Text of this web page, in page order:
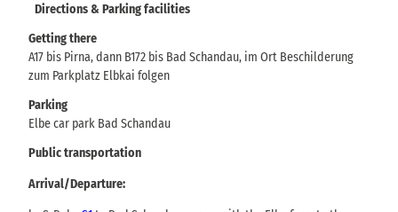
Directions & Parking facilities
Getting there
A17 bis Pirna, dann B172 bis Bad Schandau, im Ort Beschilderung
zum Parkplatz Elbkai folgen
Parking
Elbe car park Bad Schandau
Public transportation
Arrival/Departure: